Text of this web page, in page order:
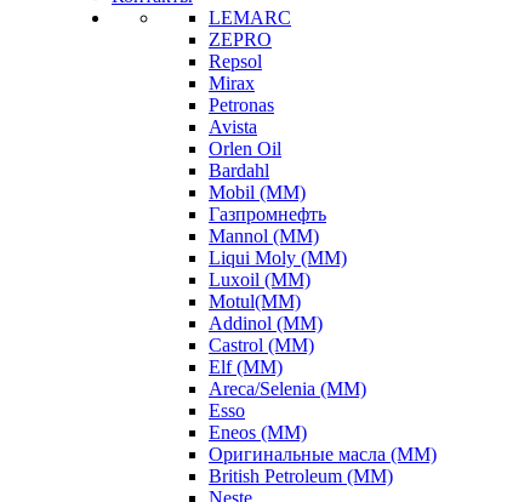
LEMARC
ZEPRO
Repsol
Mirax
Petronas
Avista
Orlen Oil
Bardahl
Mobil (ММ)
Газпромнефть
Mannol (ММ)
Liqui Moly (ММ)
Luxoil (ММ)
Motul(ММ)
Addinol (ММ)
Castrol (ММ)
Elf (ММ)
Areca/Selenia (ММ)
Esso
Eneos (ММ)
Оригинальные масла (ММ)
British Petroleum (ММ)
Neste